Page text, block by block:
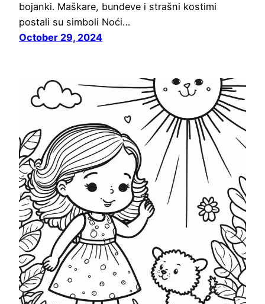
bojanki. Maškare, bundeve i strašni kostimi
postali su simboli Noći…
October 29, 2024